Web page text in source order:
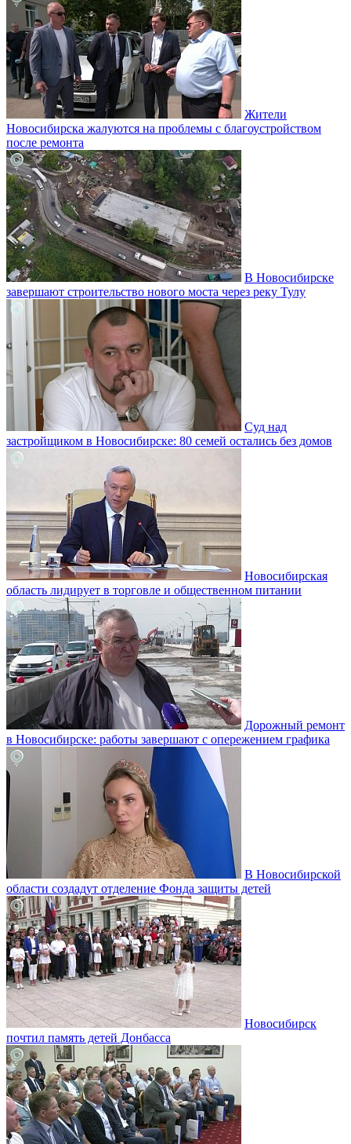
Жители
Новосибирска жалуются на проблемы с благоустройством
после ремонта
В Новосибирске
завершают строительство нового моста через реку Тулу
Суд над
застройщиком в Новосибирске: 80 семей остались без домов
Новосибирская
область лидирует в торговле и общественном питании
Дорожный ремонт
в Новосибирске: работы завершают с опережением графика
В Новосибирской
области создадут отделение Фонда защиты детей
Новосибирск
почтил память детей Донбасса